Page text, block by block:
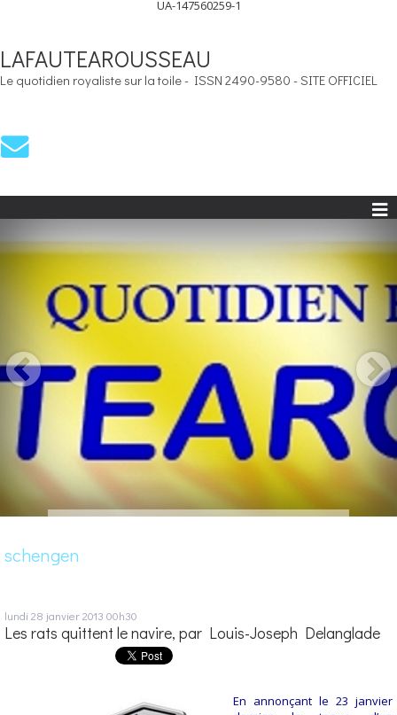
UA-147560259-1
LAFAUTEAROUSSEAU
Le quotidien royaliste sur la toile - ISSN 2490-9580 - SITE OFFICIEL
schengen
lundi 28 janvier 2013 00h30
Les rats quittent le navire, par Louis-Joseph Delanglade
En annonçant le 23 janvier